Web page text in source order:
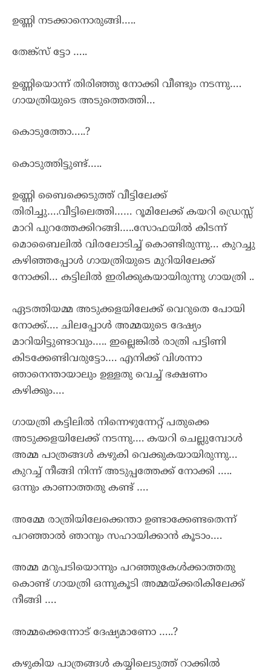
ഉണ്ണി നടക്കാനൊരുങ്ങി…..
തേങ്ക്സ് ട്ടോ …..
ഉണ്ണിയൊന്ന് തിരിഞ്ഞു നോക്കി വീണ്ടും നടന്നു….
ഗായത്രിയുടെ അടുത്തെത്തി…
കൊടുത്തോ…..?
കൊടുത്തിട്ടുണ്ട്…..
ഉണ്ണി ബൈക്കെടുത്ത് വീട്ടിലേക്ക്
തിരിച്ചു….വീട്ടിലെത്തി…… റൂമിലേക്ക് കയറി ഡ്രെസ്സ്
മാറി പുറത്തേക്കിറങ്ങി…..സോഫയിൽ കിടന്ന്
മൊബൈലിൽ വിരലോടിച്ച് കൊണ്ടിരുന്നു… കുറച്ചു
കഴിഞ്ഞപ്പോൾ ഗായത്രിയുടെ മുറിയിലേക്ക്
നോക്കി… കട്ടിലിൽ ഇരിക്കുകയായിരുന്നു ഗായത്രി ..
ഏടത്തിയമ്മ അടുക്കളയിലേക്ക് വെറുതെ പോയി
നോക്ക്…. ചിലപ്പോൾ അമ്മയുടെ ദേഷ്യം
മാറിയിട്ടുണ്ടാവും….. ഇല്ലെങ്കിൽ രാത്രി പട്ടിണി
കിടക്കേണ്ടിവരുട്ടോ…. എനിക്ക് വിശന്നാ
ഞാനെന്തായാലും ഉള്ളതു വെച്ച് ഭക്ഷണം
കഴിക്കും….
ഗായത്രി കട്ടിലിൽ നിന്നെഴുന്നേറ്റ് പതുക്കെ
അടുക്കളയിലേക്ക് നടന്നു…. കയറി ചെല്ലുമ്പോൾ
അമ്മ പാത്രങ്ങൾ കഴുകി വെക്കുകയായിരുന്നു…
കുറച്ച് നീങ്ങി നിന്ന് അടുപ്പത്തേക്ക് നോക്കി …..
ഒന്നും കാണാത്തതു കണ്ട് ….
അമ്മേ രാത്രിയിലേക്കെന്താ ഉണ്ടാക്കേണ്ടതെന്ന്
പറഞ്ഞാൽ ഞാനും സഹായിക്കാൻ കൂടാം….
അമ്മ മറുപടിയൊന്നും പറഞ്ഞുകേൾക്കാത്തതു
കൊണ്ട് ഗായത്രി ഒന്നുകൂടി അമ്മയ്ക്കരികിലേക്ക്
നീങ്ങി ….
അമ്മക്കെന്നോട് ദേഷ്യമാണോ …..?
കഴുകിയ പാത്രങ്ങൾ കയ്യിലെടുത്ത് റാക്കിൽ